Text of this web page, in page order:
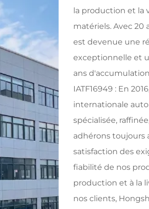
la production et la
matériels. Avec 20
est devenue une
exceptionnelle et
ans
IATF16949 : En
internationale
spécialisée,
adhérons toujours
satisfaction des
fiabilité de nos
production et à la
nos clients,